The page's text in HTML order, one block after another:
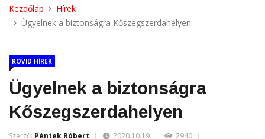
Kezdőlap
Hírek
Ügyelnek a biztonságra Kőszegszerdahelyen
RÖVID HÍREK
Ügyelnek a biztonságra
Kőszegszerdahelyen
Szerző: Péntek Róbert 2020.10.19. 2940